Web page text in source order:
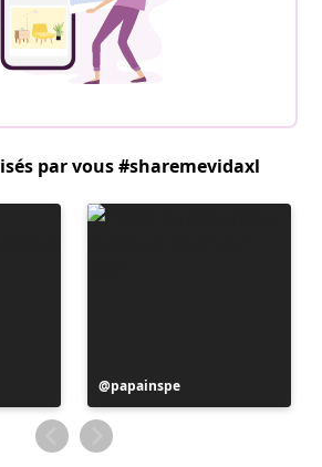
par vous #sharemevidaxl
Publication
publiée
par
papainspe